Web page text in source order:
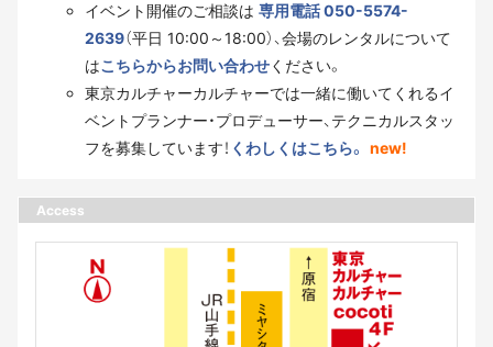
イベント開催のご相談は 専用電話 050-5574-
2639（平日 10:00～18:00）、会場のレンタルについて
はこちらからお問い合わせください。
東京カルチャーカルチャーでは一緒に働いてくれるイ
ベントプランナー・プロデューサー、テクニカルスタッ
フを募集しています！ くわしくはこちら。 new!
Access